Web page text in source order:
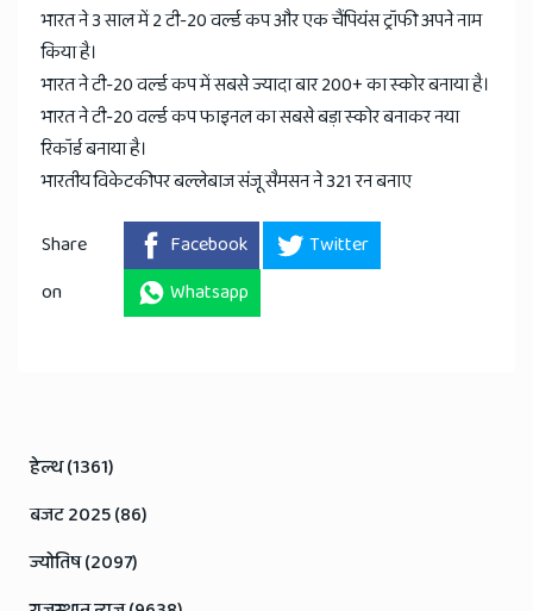
भारत ने 3 साल में 2 टी-20 वर्ल्ड कप और एक चैंपियंस ट्रॉफी अपने नाम
किया है।
भारत ने टी-20 वर्ल्ड कप में सबसे ज्यादा बार 200+ का स्कोर बनाया है।
भारत ने टी-20 वर्ल्ड कप फाइनल का सबसे बड़ा स्कोर बनाकर नया
रिकॉर्ड बनाया है।
भारतीय विकेटकीपर बल्लेबाज संजू सैमसन ने 321 रन बनाए
Share
on
Facebook
Twitter
Whatsapp
हेल्थ (1361)
बजट 2025 (86)
ज्योतिष (2097)